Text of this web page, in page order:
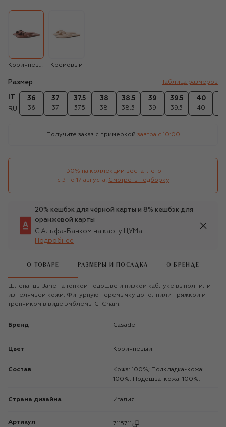
Коричневый Кремовый
Размер Таблица размеров
RU
36
36
37
37
37.5
37.5
38
38
38.5
38.5
39
39
39.5
39.5
40
40
Получите заказ с примеркой завтра c 10:00
-30% на коллекции весна-лето
с 3 по 17 августа! Смотреть подборку
20% кешбэк для чёрной карты и 8% кешбэк для
оранжевой карты
С Альфа-Банком на карту ЦУМа
Подробнее
О ТОВАРЕ РАЗМЕРЫ И ПОСАДКА О БРЕНДЕ
Шлепанцы Jane на тонкой подошве и низком каблуке выполнили
из телячьей кожи. Фигурную перемычку дополнили пряжкой и
тренчиком в виде эмблемы C-Chain.
Бренд Casadei
Цвет Коричневый
Состав
Кожа: 100%; Подкладка-кожа:
100%; Подошва-кожа: 100%;
Страна дизайна Италия
Артикул 7115711